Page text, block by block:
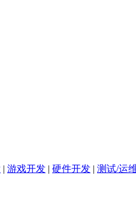
| 游戏开发 | 硬件开发 | 测试/运